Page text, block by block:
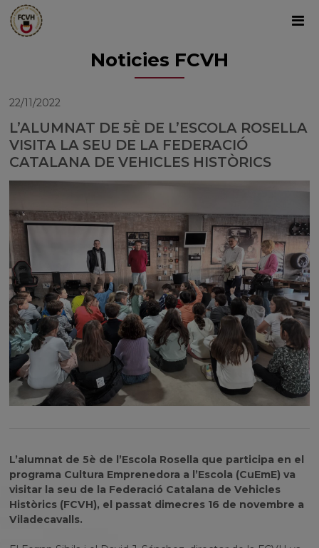
Noticies FCVH
22/11/2022
L’ALUMNAT DE 5È DE L’ESCOLA ROSELLA
VISITA LA SEU DE LA FEDERACIÓ
CATALANA DE VEHICLES HISTÒRICS
L’alumnat de 5è de l’Escola Rosella que participa en el
programa Cultura Emprenedora a l’Escola (CuEmE) va
visitar la seu de la Federació Catalana de Vehicles
Històrics (FCVH), el passat dimecres 16 de novembre a
Viladecavalls.